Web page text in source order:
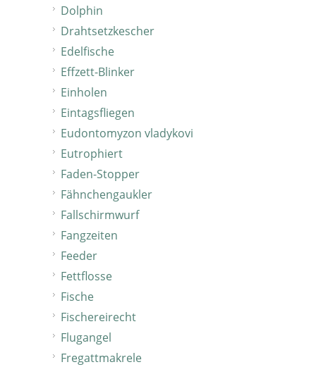
Dolphin
Drahtsetzkescher
Edelfische
Effzett-Blinker
Einholen
Eintagsfliegen
Eudontomyzon vladykovi
Eutrophiert
Faden-Stopper
Fähnchengaukler
Fallschirmwurf
Fangzeiten
Feeder
Fettflosse
Fische
Fischereirecht
Flugangel
Fregattmakrele